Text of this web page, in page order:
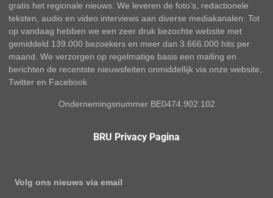
gratis het regionale nieuws. We leveren de foto’s, redactionele
teksten, audio en video interviews aan diverse mediakanalen. Tot
op vandaag hebben we een zeer druk bezochte website met
gemiddeld 139.000 bezoekers en meer dan 3.666.000 hits per
maand. We verzorgen op regelmatige basis een mailing en
berichten de recentste nieuwsfeiten onmiddellijk via onze website,
Twitter en Facebook
Ondernemingsnummer BE0474.902.102
BRU Privacy Pagina
Volg ons nieuws via email